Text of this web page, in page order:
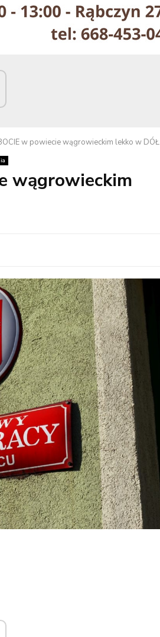
w powiecie wągrowieckim lekko w DÓŁ
wągrowieckim